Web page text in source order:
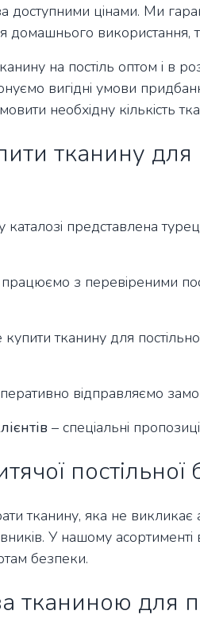
доступними цінами. Ми
домашнього використання,
на постіль оптом і в
вигідні умови
необхідну кількість
тканину для
каталозі представлена
з перевіреними
тканину для
відправляємо
– спеціальні
постільної
тканину, яка не викликає
У нашому асортименті
безпеки.
тканиною для